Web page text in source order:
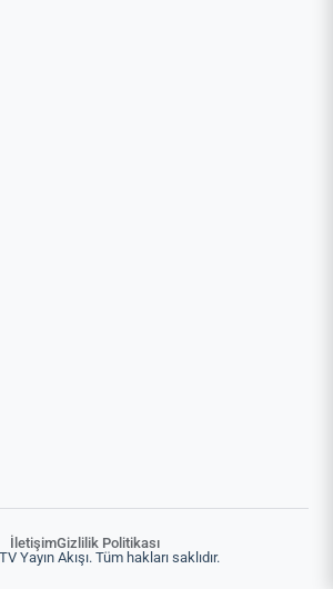
Yayın Akışı. Tüm hakları saklıdır.
İletişimGizlilik Politikası